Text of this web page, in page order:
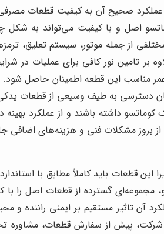
عملکرد صحیح آن به کیفیت قطعات
اصل و با کیفیت می‌تواند به
از جمله موتور، سیستم تعلیق،
تامین نور کافی برای عملیات در
مناسب این قطعه اطمینان حاصل
دسترسی به طیف وسیعی از قطعات
داشته باشند و از عملکرد
از بروز مشکلات فنی و هزینه‌های اضافی
باید کاملاً مطابق با
مجموعه‌ای گسترده از قطعات اصل را
مستقیم بر ایمنی راننده و محیط
پیش از سفارش قطعات، مشاوره